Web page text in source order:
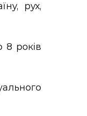
рух,
8 років